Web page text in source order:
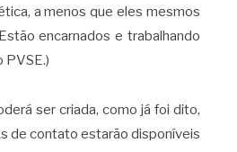
a menos que eles mesmos
encarnados e trabalhando
PVSE.)
ser criada, como já foi dito,
de contato estarão disponíveis